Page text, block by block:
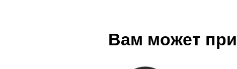
Вам может